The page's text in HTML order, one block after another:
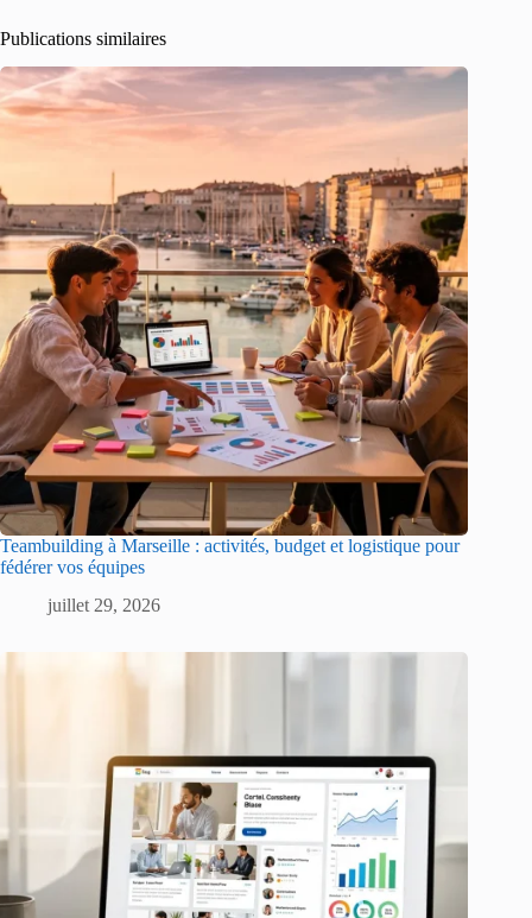
Publications similaires
Teambuilding à Marseille : activités, budget et logistique pour
fédérer vos équipes
juillet 29, 2026